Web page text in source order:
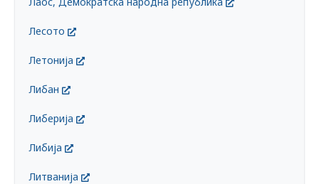
Лесото
Летонија
Либан
Либерија
Либија
Литванија